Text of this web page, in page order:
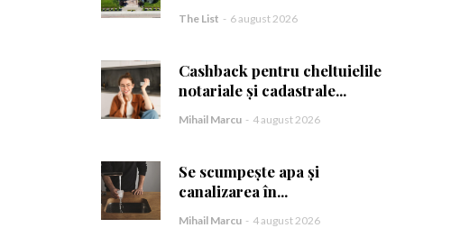
The List - 6 august 2026
Cashback pentru cheltuielile
notariale și cadastrale...
Mihail Marcu - 4 august 2026
Se scumpește apa și
canalizarea în...
Mihail Marcu - 4 august 2026